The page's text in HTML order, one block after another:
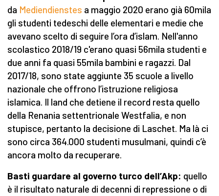
da Mediendienstes a maggio 2020 erano già 60mila
gli studenti tedeschi delle elementari e medie che
avevano scelto di seguire l’ora d’islam. Nell'anno
scolastico 2018/19 c'erano quasi 56mila studenti e
due anni fa quasi 55mila bambini e ragazzi. Dal
2017/18, sono state aggiunte 35 scuole a livello
nazionale che offrono l’istruzione religiosa
islamica. Il land che detiene il record resta quello
della Renania settentrionale Westfalia, e non
stupisce, pertanto la decisione di Laschet. Ma là ci
sono circa 364.000 studenti musulmani, quindi c’è
ancora molto da recuperare.
Basti guardare al governo turco dell’Akp: quello
è il risultato naturale di decenni di repressione o di